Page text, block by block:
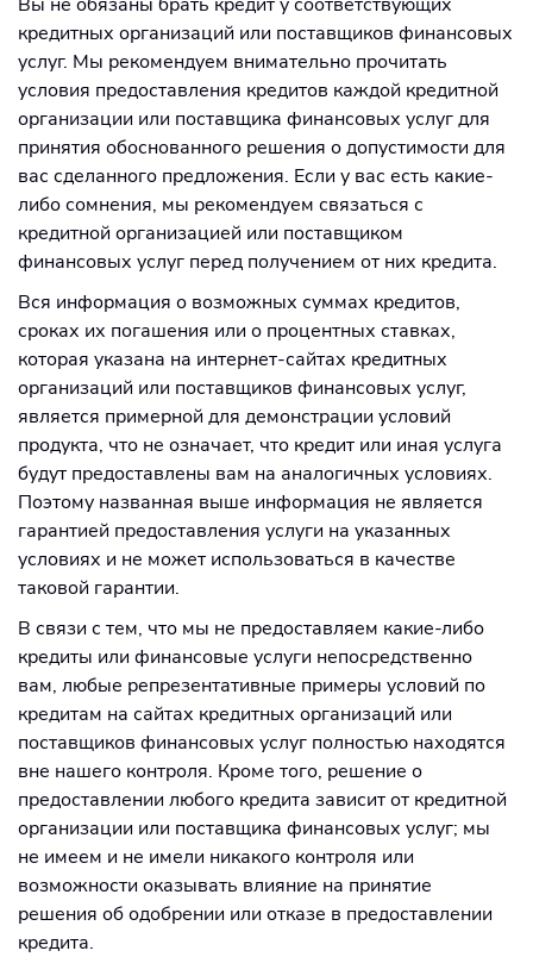
кредитных организаций или поставщиков финансовых
услуг. Мы рекомендуем внимательно прочитать
условия предоставления кредитов каждой кредитной
организации или поставщика финансовых услуг для
принятия обоснованного решения о допустимости для
вас сделанного предложения. Если у вас есть какие-
либо сомнения, мы рекомендуем связаться с
кредитной организацией или поставщиком
финансовых услуг перед получением от них кредита.
Вся информация о возможных суммах кредитов,
сроках их погашения или о процентных ставках,
которая указана на интернет-сайтах кредитных
организаций или поставщиков финансовых услуг,
является примерной для демонстрации условий
продукта, что не означает, что кредит или иная услуга
будут предоставлены вам на аналогичных условиях.
Поэтому названная выше информация не является
гарантией предоставления услуги на указанных
условиях и не может использоваться в качестве
таковой гарантии.
В связи с тем, что мы не предоставляем какие-либо
кредиты или финансовые услуги непосредственно
вам, любые репрезентативные примеры условий по
кредитам на сайтах кредитных организаций или
поставщиков финансовых услуг полностью находятся
вне нашего контроля. Кроме того, решение о
предоставлении любого кредита зависит от кредитной
организации или поставщика финансовых услуг; мы
не имеем и не имели никакого контроля или
возможности оказывать влияние на принятие
решения об одобрении или отказе в предоставлении
кредита.